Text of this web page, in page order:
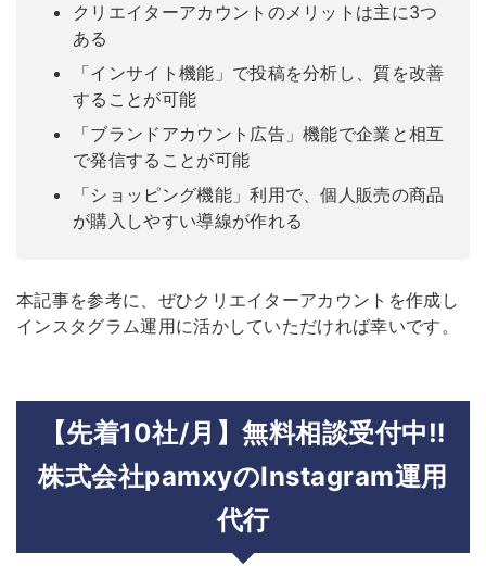
クリエイターアカウントのメリットは主に3つ
ある
「インサイト機能」で投稿を分析し、質を改善
することが可能
「ブランドアカウント広告」機能で企業と相互
で発信することが可能
「ショッピング機能」利用で、個人販売の商品
が購入しやすい導線が作れる
本記事を参考に、ぜひクリエイターアカウントを作成し
インスタグラム運用に活かしていただければ幸いです。
【先着10社/月】無料相談受付中‼︎
株式会社pamxyのInstagram運用
代行